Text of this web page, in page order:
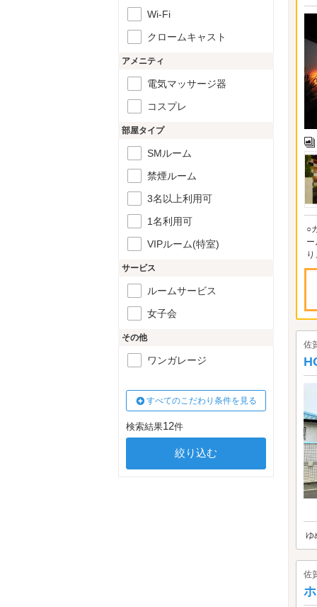
○
佐
ゆ
佐
Wi-Fi
クロームキャスト
アメニティ
電気マッサージ器
コスプレ
部屋タイプ
SMルーム
禁煙ルーム
3名以上利用可
1名利用可
VIPルーム(特室)
サービス
ルームサービス
女子会
その他
ワンガレージ
すべてのこだわり条件を見る
検索結果12件